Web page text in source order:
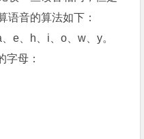
语音的算法如下：
e、h、i、o、w、y。
字母：